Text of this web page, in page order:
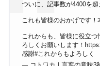
ついに、記事数が4400を超
これも皆様のおかげです！
これからも、皆様に役立
ろしくお願いします！
感謝#これからもよろしく